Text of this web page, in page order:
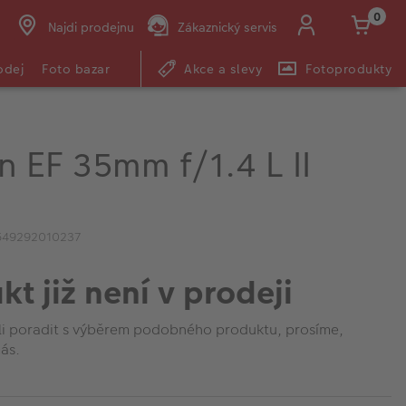
Najdi prodejnu Zákaznický servis
0
Foto bazar Akce a slevy Fotoprodukty
EF 35mm f/1.4 L II
již není v prodeji
poradit s výběrem podobného produktu, prosíme,